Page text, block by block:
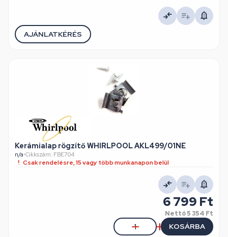
AJÁNLATKÉRÉS
Kerámialap rögzítő WHIRLPOOL AKL499/01NE
n/a•Cikkszám: FBE704
Csak rendelésre, 15 vagy több munkanapon belül
6 799 Ft
Nettó5 354 Ft
KOSÁRBA